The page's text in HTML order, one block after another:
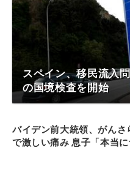
スペイン、移民流入
の国境検査を開始
バイデン前大統領、がんさ
で激しい痛み 息子「本当に